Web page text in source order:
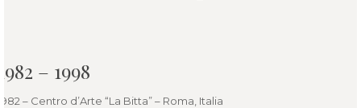
– 1998
– Centro d’Arte “La Bitta” – Roma, Italia